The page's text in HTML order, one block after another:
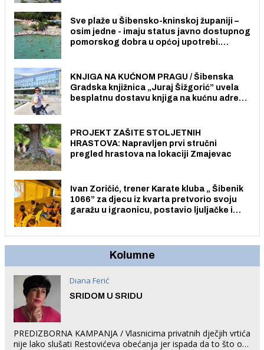
Sve plaže u Šibensko-kninskoj županiji –
osim jedne - imaju status javno dostupnog
pomorskog dobra u općoj upotrebi.
KNJIGA NA KUĆNOM PRAGU / Šibenska
Gradska knjižnica „Juraj Šižgorić” uvela
besplatnu dostavu knjiga na kućnu adresu
PROJEKT ZAŠITE STOLJETNIH
HRASTOVA: Napravljen prvi stručni
pregled hrastova na lokaciji Zmajevac
Ivan Zoričić, trener Karate kluba „ Šibenik
1066” za djecu iz kvarta pretvorio svoju
garažu u igraonicu, postavio ljuljačke i
Kolumne
Diana Ferić
SRIDOM U SRIDU
PREDIZBORNA KAMPANJA / Vlasnicima privatnih dječjih vrtića
nije lako slušati Restovićeva obećanja jer ispada da to što oni